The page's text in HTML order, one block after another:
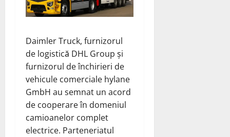
Daimler Truck, furnizorul
de logistică DHL Group și
furnizorul de închirieri de
vehicule comerciale hylane
GmbH au semnat un acord
de cooperare în domeniul
camioanelor complet
electrice. Parteneriatul